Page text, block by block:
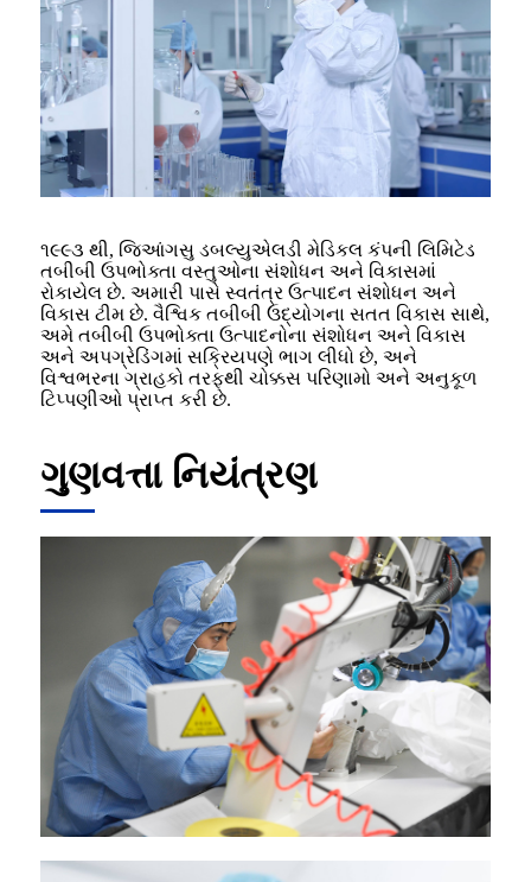
૧૯૯૩ થી, જિઆંગસુ ડબલ્યુએલડી મેડિકલ કંપની લિમિટેડ
તબીબી ઉપભોક્તા વસ્તુઓના સંશોધન અને વિકાસમાં
રોકાયેલ છે. અમારી પાસે સ્વતંત્ર ઉત્પાદન સંશોધન અને
વિકાસ ટીમ છે. વૈશ્વિક તબીબી ઉદ્યોગના સતત વિકાસ સાથે,
અમે તબીબી ઉપભોક્તા ઉત્પાદનોના સંશોધન અને વિકાસ
અને અપગ્રેડિંગમાં સક્રિયપણે ભાગ લીધો છે, અને
વિશ્વભરના ગ્રાહકો તરફથી ચોક્કસ પરિણામો અને અનુકૂળ
ટિપ્પણીઓ પ્રાપ્ત કરી છે.
ગુણવત્તા નિયંત્રણ